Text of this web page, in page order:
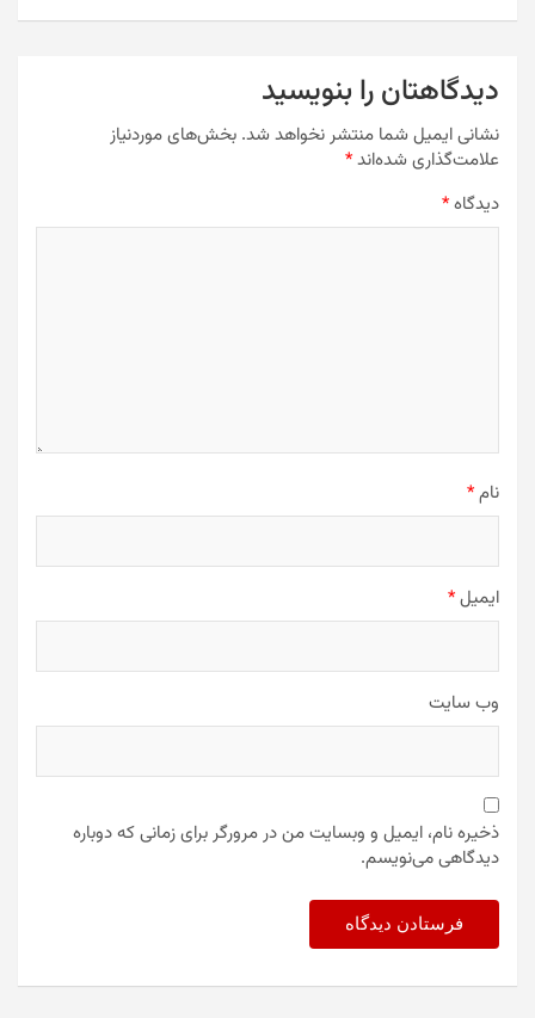
دیدگاهتان را بنویسید
نشانی ایمیل شما منتشر نخواهد شد. بخش‌های موردنیاز
علامت‌گذاری شده‌اند*
دیدگاه*
نام*
ایمیل*
وب‌ سایت
ذخیره نام، ایمیل و وبسایت من در مرورگر برای زمانی که دوباره
دیدگاهی می‌نویسم.